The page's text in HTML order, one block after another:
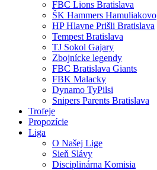
FBC Lions Bratislava
ŠK Hammers Hamuliakovo
HP Hlavne Prišli Bratislava
Tempest Bratislava
TJ Sokol Gajary
Zbojnícke legendy
FBC Bratislava Giants
FBK Malacky
Dynamo TyPilsi
Snipers Parents Bratislava
Trofeje
Propozície
Liga
O Našej Lige
Sieň Slávy
Disciplinárna Komisia